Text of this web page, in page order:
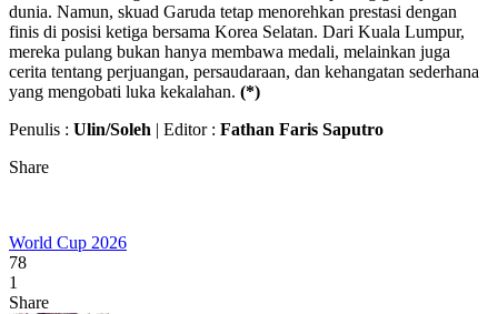
dunia. Namun, skuad Garuda tetap menorehkan prestasi dengan
finis di posisi ketiga bersama Korea Selatan. Dari Kuala Lumpur,
mereka pulang bukan hanya membawa medali, melainkan juga
cerita tentang perjuangan, persaudaraan, dan kehangatan sederhana
yang mengobati luka kekalahan. (*)
Penulis : Ulin/Soleh | Editor : Fathan Faris Saputro
Share
World Cup 2026
78
1
Share